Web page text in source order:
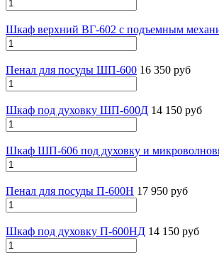
Шкаф верхний ВГ-602 с подъемным
Пенал для посуды ШП-600 16 350 руб
Шкаф под духовку ШП-600Д 14 150 руб
Шкаф ШП-606 под духовку и
Пенал для посуды П-600Н 17 950 руб
Шкаф под духовку П-600НД 14 150 руб